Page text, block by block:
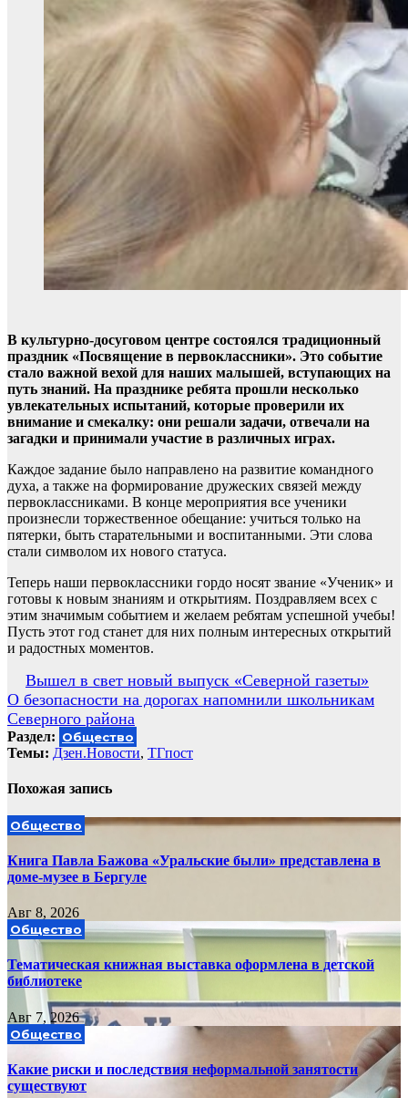
В культурно-досуговом центре состоялся традиционный
праздник «Посвящение в первоклассники». Это событие
стало важной вехой для наших малышей, вступающих на
путь знаний. На празднике ребята прошли несколько
увлекательных испытаний, которые проверили их
внимание и смекалку: они решали задачи, отвечали на
загадки и принимали участие в различных играх.
Каждое задание было направлено на развитие командного
духа, а также на формирование дружеских связей между
первоклассниками. В конце мероприятия все ученики
произнесли торжественное обещание: учиться только на
пятерки, быть старательными и воспитанными. Эти слова
стали символом их нового статуса.
Теперь наши первоклассники гордо носят звание «Ученик» и
готовы к новым знаниям и открытиям. Поздравляем всех с
этим значимым событием и желаем ребятам успешной учебы!
Пусть этот год станет для них полным интересных открытий
и радостных моментов.
Навигация
по
записям
Вышел в свет новый выпуск «Северной газеты»
О безопасности на дорогах напомнили школьникам
Северного района
Раздел: Общество
Темы: Дзен.Новости, ТГпост
Похожая запись
Общество
Книга Павла Бажова «Уральские были» представлена в
доме-музее в Бергуле
Авг 8, 2026
Общество
Тематическая книжная выставка оформлена в детской
библиотеке
Авг 7, 2026
Общество
Какие риски и последствия неформальной занятости
существуют